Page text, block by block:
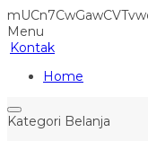
Menu
Kontak
Home
Kategori Belanja